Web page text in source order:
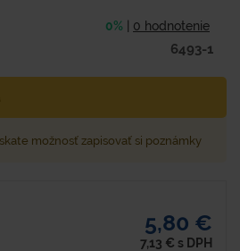
0% 0 hodnotenie
6493-1
možnosť zapisovať si poznámky
5,80 €
7,13 € s DPH